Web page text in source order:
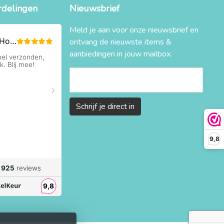
9,8
Nieuwsbrief
Meld je aan voor onze nieuwsbrief en
ontvang de nieuwste items &
aanbiedingen in jouw mailbox.
Schrijf je direct in